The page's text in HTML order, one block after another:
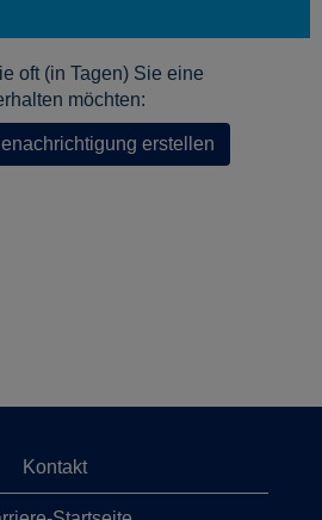
oft (in Tagen) Sie eine
möchten:
erstellen
Kontakt